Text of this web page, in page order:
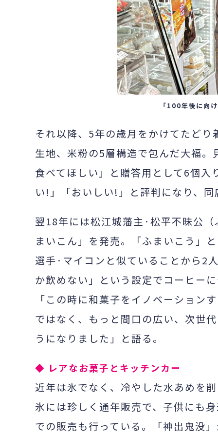
「100年後に向
それ以降、 5年の歳月をかけてたど
生地、米粉の5層構造で包んだ大福。
食べてほしい」と贈答用として6個入
い! 」「おいしい! 」と評判になり、
翌18年には松江城藩主·松平不昧公
まいこん」を発売。「ふまいこう」
選手·マイコンと似ていることから 2
か飲めない」という設定でコーヒー
「この時に和菓子をイノベーション
ではなく、もっと間口の広い、次世
うになりました」と語る。
◆ レアなお菓子とキッチンカー
近年は氷でなく、冷やした水あめを
氷には珍しく通年販売で、子供にも
での販売も行っている。「神出鬼没